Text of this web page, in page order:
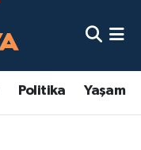
Politika Yaşam